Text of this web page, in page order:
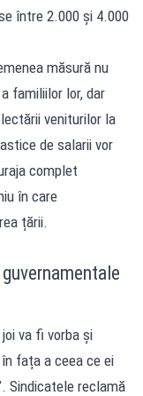
între 2.000 și 4.000
măsură nu
familiilor lor, dar
veniturilor la
de salarii vor
complet
în care
țării.
va fi vorba și
fața a ceea ce ei
Sindicatele reclamă